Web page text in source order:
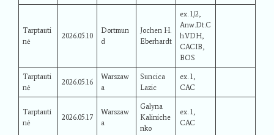
Tarptauti
nė
2026.05.10
Dortmun
d
Jochen H.
Eberhardt
ex. 1/2,
Anw.Dt.C
h.VDH,
CACIB,
BOS
Tarptauti
nė
2026.05.16
Warszaw
a
Suncica
Lazic
ex. 1,
CAC
Tarptauti
nė
2026.05.17
Warszaw
a
Galyna
Kaliniche
nko
ex. 1,
CAC